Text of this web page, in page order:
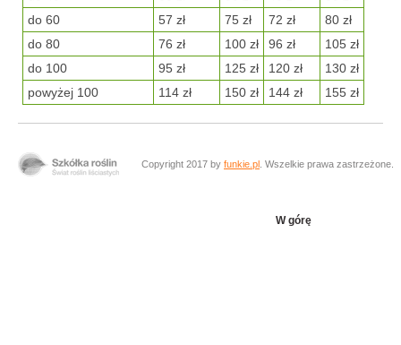
do 60
57 zł 75 zł 72 zł
80 zł
do 80
76 zł 100 zł 96 zł
105 zł
do 100
95 zł 125 zł 120 zł
130 zł
powyżej 100
114 zł 150 zł 144 zł 155 zł
Copyright 2017 by funkie.pl . Wszelkie prawa zastrzeżone.
W górę